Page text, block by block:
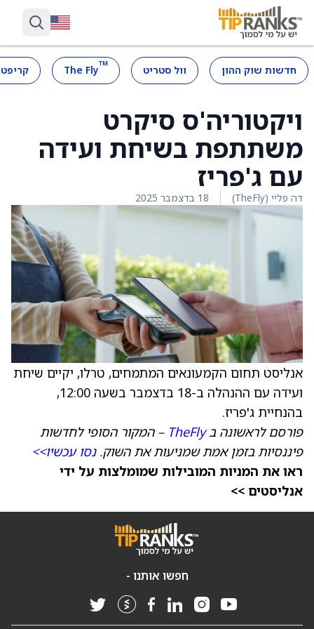
חדשות שוק ההון וול סטריט ™
The Fly
ויקטוריה'ס סיקרט
משתתפת בשיחת ועידה
עם ג'פריז
דה פליי (TheFly) 18 בדצמבר 2025
אנליסט תחום הקמעונאים המתמחים, טרלו, יקיים שיחת
ועידה עם ההנהלה ב-18 בדצמבר בשעה 12:00,
בהנחיית ג'פריז.
פורסם לראשונה בTheFly – המקור הסופי לחדשות
פיננסיות בזמן אמת שמניעות את השוק.נסו עכשיו>>
ראו את המניות המובילות שמומלצות על ידי
אנליסטים >>
חפשו אותנו -